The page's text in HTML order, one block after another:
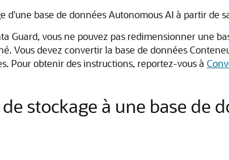
d'une base de données Autonomous AI à partir de
Guard, vous ne pouvez pas redimensionner une
Vous devez convertir la base de données
Pour obtenir des instructions, reportez-vous à
stockage à une base de